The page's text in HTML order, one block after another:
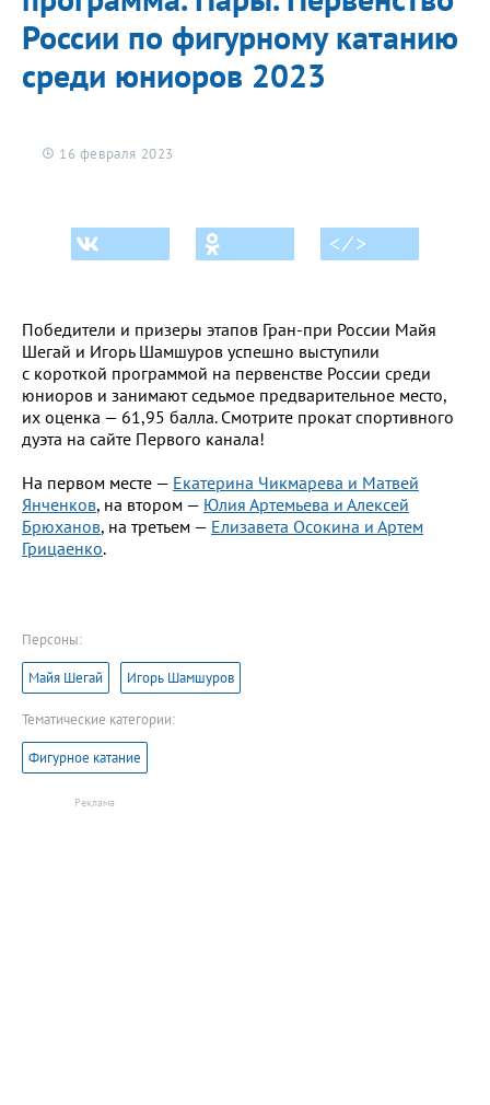
России по фигурному катанию
среди юниоров 2023
16 февраля 2023
< ⁄ >
Победители и призеры этапов Гран-при России Майя
Шегай и Игорь Шамшуров успешно выступили
с короткой программой на первенстве России среди
юниоров и занимают седьмое предварительное место,
их оценка — 61,95 балла. Смотрите прокат спортивного
дуэта на сайте Первого канала!
На первом месте — Екатерина Чикмарева и Матвей
Янченков, на втором — Юлия Артемьева и Алексей
Брюханов, на третьем — Елизавета Осокина и Артем
Грицаенко.
Персоны:
Майя Шегай Игорь Шамшуров
Тематические категории:
Фигурное катание